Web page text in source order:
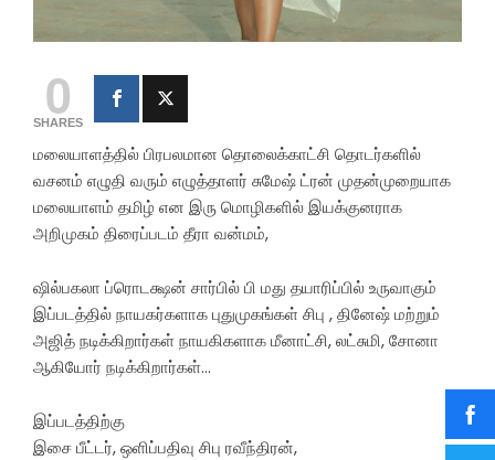
0
SHARES
மலையாளத்தில் பிரபலமான தொலைக்காட்சி தொடர்களில்
வசனம் எழுதி வரும் எழுத்தாளர் சுமேஷ் ட்ரன் முதன்முறையாக
மலையாளம் தமிழ் என இரு மொழிகளில் இயக்குனராக
அறிமுகம் திரைப்படம் தீரா வன்மம்,
ஷில்பகலா ப்ரொடக்ஷன் சார்பில் பி மது தயாரிப்பில் உருவாகும்
இப்படத்தில் நாயகர்களாக புதுமுகங்கள் சிபு , தினேஷ் மற்றும்
அஜித் நடிக்கிறார்கள் நாயகிகளாக மீனாட்சி, லட்சுமி, சோனா
ஆகியோர் நடிக்கிறார்கள்…
இப்படத்திற்கு
இசை பீட்டர், ஒளிப்பதிவு சிபு ரவீந்திரன்,